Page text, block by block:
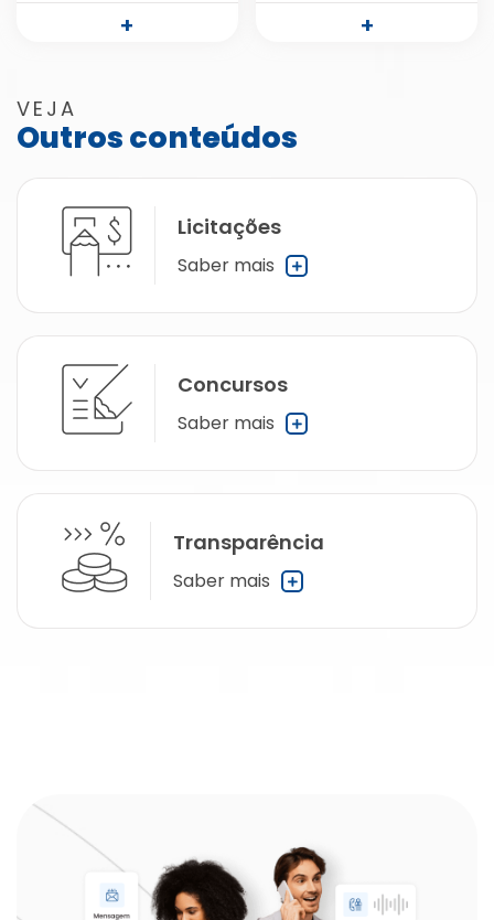
+ +
VEJA
Outros conteúdos
Licitações
Saber mais
Concursos
Saber mais
Transparência
Saber mais